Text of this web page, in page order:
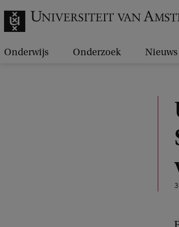
Onderwijs Onderzoek